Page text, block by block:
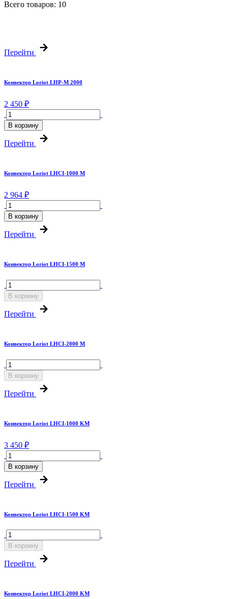
Всего товаров: 10
Перейти
Конвектор Loriot LHP-M 2000
2 450 ₽
В корзину
Перейти
Конвектор Loriot LHCI-1000 M
2 964 ₽
В корзину
Перейти
Конвектор Loriot LHCI-1500 M
В корзину
Перейти
Конвектор Loriot LHCI-2000 M
В корзину
Перейти
Конвектор Loriot LHCI-1000 KM
3 450 ₽
В корзину
Перейти
Конвектор Loriot LHCI-1500 KM
В корзину
Перейти
Конвектор Loriot LHCI-2000 KM